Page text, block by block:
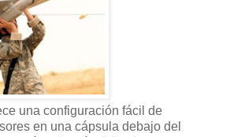
una configuración fácil de
en una cápsula debajo del